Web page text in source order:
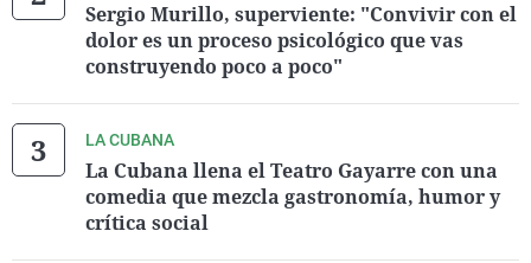
Sergio Murillo, superviente: "Convivir con el
dolor es un proceso psicológico que vas
construyendo poco a poco"
LA CUBANA
La Cubana llena el Teatro Gayarre con una
comedia que mezcla gastronomía, humor y
crítica social